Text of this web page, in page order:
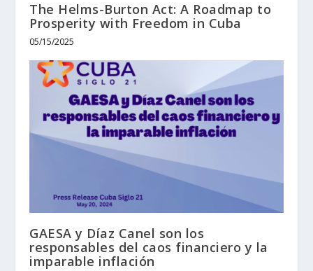
The Helms-Burton Act: A Roadmap to
Prosperity with Freedom in Cuba
05/15/2025
GAESA y Díaz Canel son los
responsables del caos financiero y la
imparable inflación